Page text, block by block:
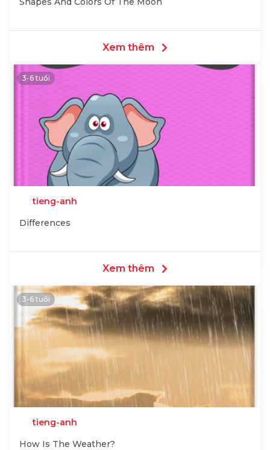
Xem thêm
3-6 tuổi
tieng-anh
Differences
Xem thêm
3-6 tuổi
tieng-anh
How Is The Weather?